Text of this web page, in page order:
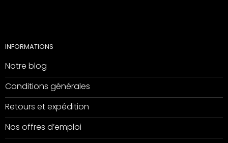
INFORMATIONS
Notre blog
Conditions générales
Retours et expédition
Nos offres d’emploi